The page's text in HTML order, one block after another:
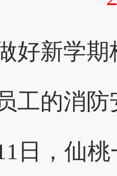
好新学
工的消
日，仙